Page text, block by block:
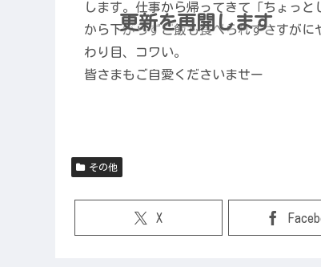
更新を再開します
します。仕事から帰ってきて「ちょっ
から下がらずご飯も食べられずさすが
わり目、コワい。
皆さまもご自愛くださいませー
その他
X